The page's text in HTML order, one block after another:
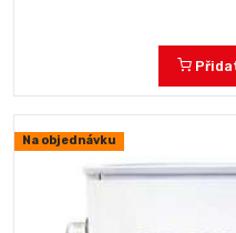
Na objednávku